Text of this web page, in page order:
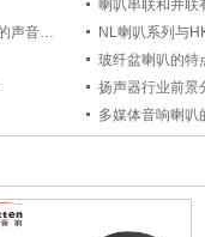
喇叭串联和并联
喇叭工程师从喇叭组合解析哈曼卡顿琉璃4的声音设计
NL喇叭系列与
玻纤盆喇叭的特
扬声器行业前景
多媒体音响喇叭